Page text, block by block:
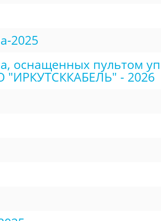
2025
оснащенных пультом
"ИРКУТСККАБЕЛЬ" - 2026